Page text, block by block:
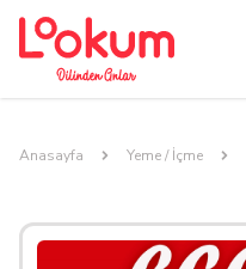
Anasayfa Yeme / İçme